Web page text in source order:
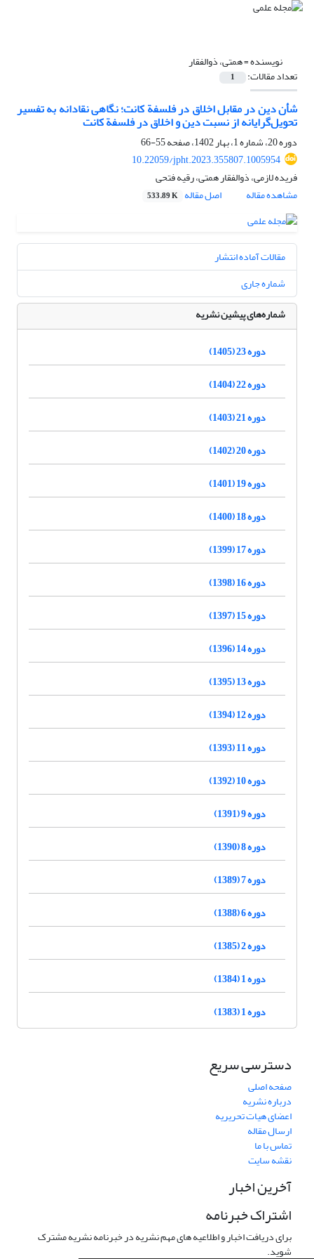
نویسنده =همتی، ذوالفقار
تعداد مقالات: 1
شأن دین در مقابل اخلاق در فلسفة کانت؛ نگاهی نقادانه به تفسیر
تحویل‌گرایانه از نسبت دین و اخلاق در فلسفة کانت
دوره 20، شماره 1، بهار 1402، صفحه
55-66
10.22059/jpht.2023.355807.1005954
فریده لازمی، ذوالفقار همتی، رقیه فتحی
مشاهده مقاله
اصل مقاله 533.89 K
مقالات آماده انتشار
شماره جاری
شماره‌های پیشین نشریه
دوره 23 (1405)
دوره 22 (1404)
دوره 21 (1403)
دوره 20 (1402)
دوره 19 (1401)
دوره 18 (1400)
دوره 17 (1399)
دوره 16 (1398)
دوره 15 (1397)
دوره 14 (1396)
دوره 13 (1395)
دوره 12 (1394)
دوره 11 (1393)
دوره 10 (1392)
دوره 9 (1391)
دوره 8 (1390)
دوره 7 (1389)
دوره 6 (1388)
دوره 2 (1385)
دوره 1 (1384)
دوره 1 (1383)
دسترسی سریع
صفحه اصلی
درباره نشریه
اعضای هیات تحریریه
ارسال مقاله
تماس با ما
نقشه سایت
آخرین اخبار
اشتراک خبرنامه
برای دریافت اخبار و اطلاعیه های مهم نشریه در خبرنامه نشریه مشترک
شوید.